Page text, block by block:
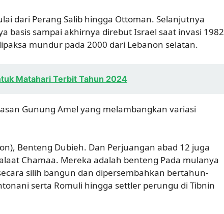
dari Perang Salib hingga Ottoman. Selanjutnya
basis sampai akhirnya direbut Israel saat invasi 1982
mundur pada 2000 dari Lebanon selatan.
Matahari Terbit Tahun 2024
Gunung Amel yang melambangkan variasi
Benteng Dubieh. Dan Perjuangan abad 12 juga
Chamaa. Mereka adalah benteng Pada mulanya
silih bangun dan dipersembahkan bertahun-
serta Romuli hingga settler perungu di Tibnin